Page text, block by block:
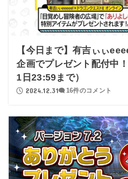
【今日まで】有吉ぃぃ
企画でプレゼント配付中
1日23:59まで）
2024.12.31 16件のコメント